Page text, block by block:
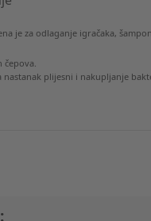
je za odlaganje igračaka,
čepova.
nastanak plijesni i nakupljanje